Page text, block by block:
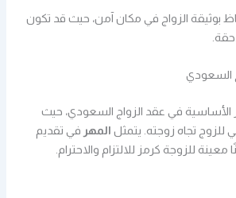
بوثيقة الزواج في مكان آمن، حيث قد تكون
السعودي
الأساسية في عقد الزواج السعودي، حيث
للزوج تجاه زوجته. يتمثل المهر في تقديم
معينة للزوجة كرمز للالتزام والاحترام.